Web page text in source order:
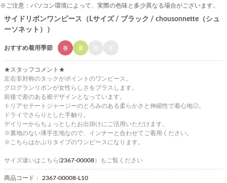
※ご注意：パソコン環境によって、実際の色味と多少異なる場合がございます。
サイドリボンワンピース（Lサイズ / ブラック / chousonnette（シュ
ーソネット））
おすすめ着用季節 春 夏
★スタッフコメント★
左右非対称のタックがポイントのワンピース。
グログランリボンが女性らしさをプラスします。
前後で差のある裾デザインとなっています。
トリアセテートジャージーのとろみのある柔らかさと伸縮性で着心地◎。
ドライでさらりとした手触り。
デイリーからちょっとしたお出掛けにご活用いただけます。
※裏地のない薄手生地なので、インナーと合わせてご着用ください。
※こちらはかぶりタイプのワンピースになります。
サイズ違いはこちら(2367-00008）もご覧ください
商品コード： 2367-00008-L10